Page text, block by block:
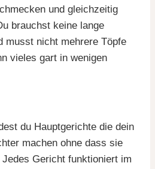
und gleichzeitig
brauchst keine lange
musst nicht mehrere Töpfe
vieles gart in wenigen
du Hauptgerichte die dein
machen ohne dass sie
Gericht funktioniert im